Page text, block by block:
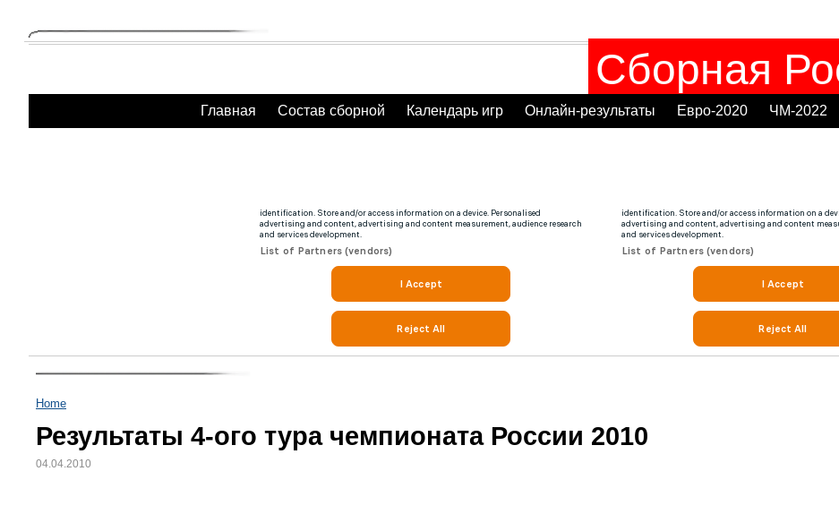
Сборная
Главная Состав сборной Календарь игр Онлайн-результаты Евро-2020 ЧМ-2022
Home
Результаты 4-ого тура чемпионата России 2010
04.04.2010